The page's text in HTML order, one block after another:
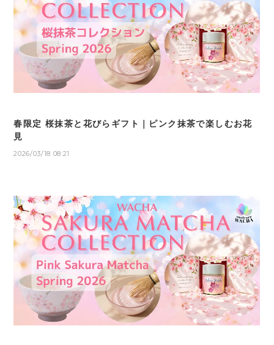
春限定 桜抹茶と花びらギフト｜ピンク抹茶で楽しむお花
見
2026/03/18 08:21